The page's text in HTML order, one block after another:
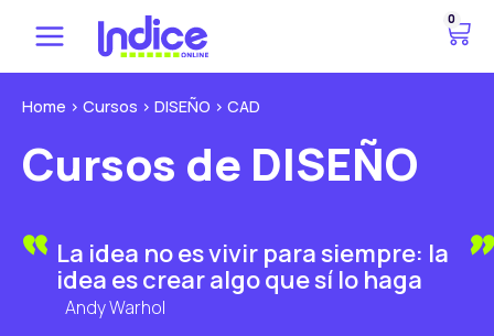
contenido
0
C
a
Home > Cursos > DISEÑO > CAD
Cursos de DISEÑO
La idea no es vivir para siempre: la
idea es crear algo que sí lo haga
Andy Warhol